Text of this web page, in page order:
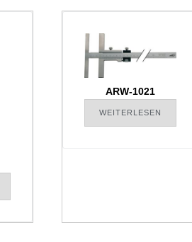
ARW-1021
WEITERLESEN